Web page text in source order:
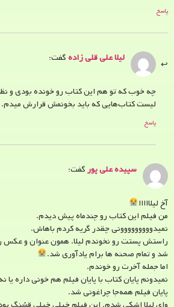
پاسخ
لیلا علی قلی زادهگفت:
چه خوب که تو هم این کتاب رو خونده بودی و
لیست کتاب‌هایی که باید بخونمش قرارش میدم.
پاسخ
سپیده علی پورگفت:
آخ لیلااااا
من فیلم این کتاب رو چندماه پیش دیدم.
نمیدووووووووونی چقدر گریه کردم باهاش.
راستش پستت رو نخوندم لیلا. همون عنوان و عکس
شد و تمام صحنه ها برام یادآوری شد.
اما جمله آخرت رو خوندم.
نمیدونم پایان کتاب با پایان فیلم هم خونی داره یا
پایان فیلم همه‌جا چراغونی شد.